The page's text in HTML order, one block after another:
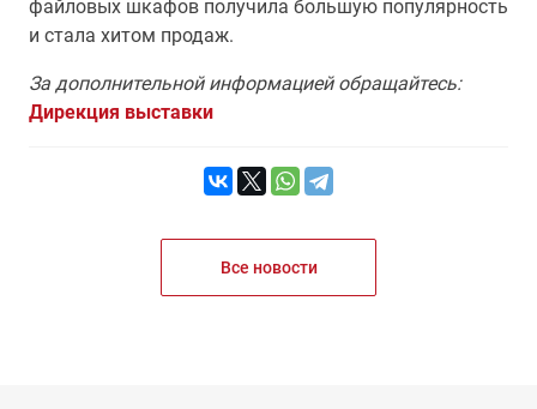
файловых шкафов получила большую популярность
и стала хитом продаж.
За дополнительной информацией обращайтесь:
Дирекция выставки
Все новости